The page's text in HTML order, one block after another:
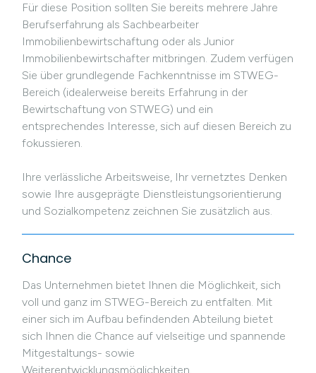
Für diese Position sollten Sie bereits mehrere Jahre
Berufserfahrung als Sachbearbeiter
Immobilienbewirtschaftung oder als Junior
Immobilienbewirtschafter mitbringen. Zudem verfügen
Sie über grundlegende Fachkenntnisse im STWEG-
Bereich (idealerweise bereits Erfahrung in der
Bewirtschaftung von STWEG) und ein
entsprechendes Interesse, sich auf diesen Bereich zu
fokussieren.
Ihre verlässliche Arbeitsweise, Ihr vernetztes Denken
sowie Ihre ausgeprägte Dienstleistungsorientierung
und Sozialkompetenz zeichnen Sie zusätzlich aus.
Chance
Das Unternehmen bietet Ihnen die Möglichkeit, sich
voll und ganz im STWEG-Bereich zu entfalten. Mit
einer sich im Aufbau befindenden Abteilung bietet
sich Ihnen die Chance auf vielseitige und spannende
Mitgestaltungs- sowie
Weiterentwicklungsmöglichkeiten.